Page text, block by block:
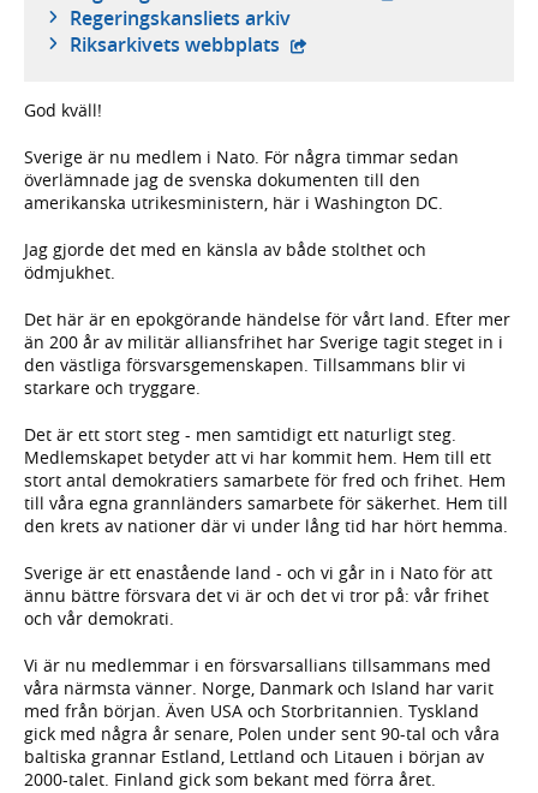
Regeringskansliets arkiv
Riksarkivets webbplats - extern webbplats,
God kväll!
Sverige är nu medlem i Nato. För några timmar sedan
överlämnade jag de svenska dokumenten till den
amerikanska utrikesministern, här i Washington DC.
Jag gjorde det med en känsla av både stolthet och
ödmjukhet.
Det här är en epokgörande händelse för vårt land. Efter mer
än 200 år av militär alliansfrihet har Sverige tagit steget in i
den västliga försvarsgemenskapen. Tillsammans blir vi
starkare och tryggare.
Det är ett stort steg - men samtidigt ett naturligt steg.
Medlemskapet betyder att vi har kommit hem. Hem till ett
stort antal demokratiers samarbete för fred och frihet. Hem
till våra egna grannländers samarbete för säkerhet. Hem till
den krets av nationer där vi under lång tid har hört hemma.
Sverige är ett enastående land - och vi går in i Nato för att
ännu bättre försvara det vi är och det vi tror på: vår frihet
och vår demokrati.
Vi är nu medlemmar i en försvarsallians tillsammans med
våra närmsta vänner. Norge, Danmark och Island har varit
med från början. Även USA och Storbritannien. Tyskland
gick med några år senare, Polen under sent 90-tal och våra
baltiska grannar Estland, Lettland och Litauen i början av
2000-talet. Finland gick som bekant med förra året.